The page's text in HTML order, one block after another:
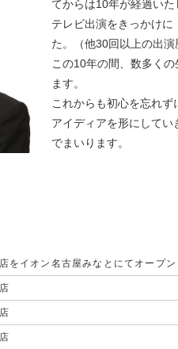
てからは10年が経過いた
テレビ出演をきっかけ
た。（他30回以上の出演
この10年の間、数多く
ます。
これからも初心を忘れ
アイディアを形にして
でまいります。
をイオン名古屋みなとにてオープン